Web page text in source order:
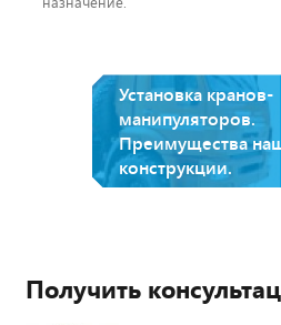
Установка кранов-
манипуляторов.
Преимущества
конструкции.
Получить